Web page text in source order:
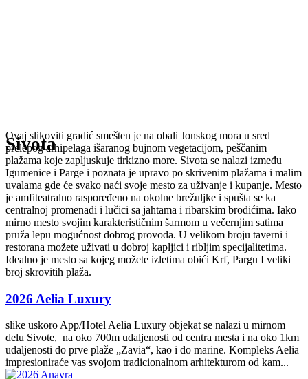
Sivota
Ovaj slikoviti gradić smešten je na obali Jonskog mora u sred
prelepog arhipelaga išaranog bujnom vegetacijom, peščanim
plažama koje zapljuskuje tirkizno more. Sivota se nalazi između
Igumenice i Parge i poznata je upravo po skrivenim plažama i malim
uvalama gde će svako naći svoje mesto za uživanje i kupanje. Mesto
je amfiteatralno raspoređeno na okolne brežuljke i spušta se ka
centralnoj promenadi i lučici sa jahtama i ribarskim brodićima. Iako
mirno mesto svojim karakterističnim šarmom u večernjim satima
pruža lepu mogućnost dobrog provoda. U velikom broju taverni i
restorana možete uživati u dobroj kapljici i ribljim specijalitetima.
Idealno je mesto sa kojeg možete izletima obići Krf, Pargu I veliki
broj skrovitih plaža.
2026 Aelia Luxury
slike uskoro App/Hotel Aelia Luxury objekat se nalazi u mirnom
delu Sivote, na oko 700m udaljenosti od centra mesta i na oko 1km
udaljenosti do prve plaže „Zavia“, kao i do marine. Kompleks Aelia
impresioniraće vas svojom tradicionalnom arhitekturom od kam...